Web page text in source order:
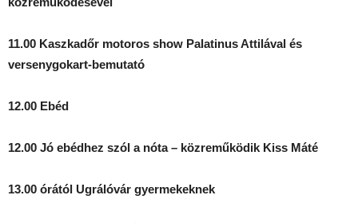
11.00 Kaszkadőr motoros show Palatinus Attilával és
versenygokart-bemutató
12.00 Ebéd
12.00 Jó ebédhez szól a nóta – közreműködik Kiss Máté
13.00 órától Ugrálóvár gyermekeknek